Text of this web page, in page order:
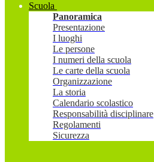
Scuola
Panoramica
Presentazione
I luoghi
Le persone
I numeri della scuola
Le carte della scuola
Organizzazione
La storia
Calendario scolastico
Responsabilità disciplinare
Regolamenti
Sicurezza